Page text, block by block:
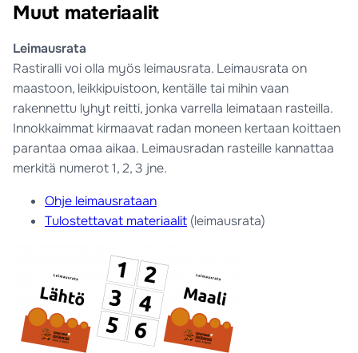
Muut materiaalit
Leimausrata
Rastiralli voi olla myös leimausrata. Leimausrata on
maastoon, leikkipuistoon, kentälle tai mihin vaan
rakennettu lyhyt reitti, jonka varrella leimataan rasteilla.
Innokkaimmat kirmaavat radan moneen kertaan koittaen
parantaa omaa aikaa. Leimausradan rasteille kannattaa
merkitä numerot 1, 2, 3 jne.
Ohje leimausrataan
Tulostettavat materiaalit (leimausrata)